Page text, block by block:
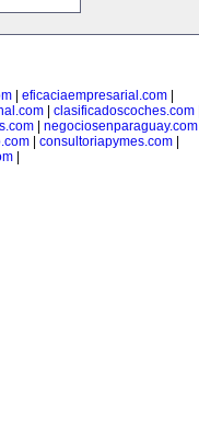
| eficaciaempresarial.com|
clasificadoscoches.com
negociosenparaguay.com
| consultoriapymes.com|
|